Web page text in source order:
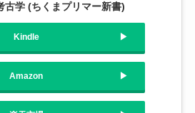
古学 (ちくまプリマー新書)
Kindle
Amazon